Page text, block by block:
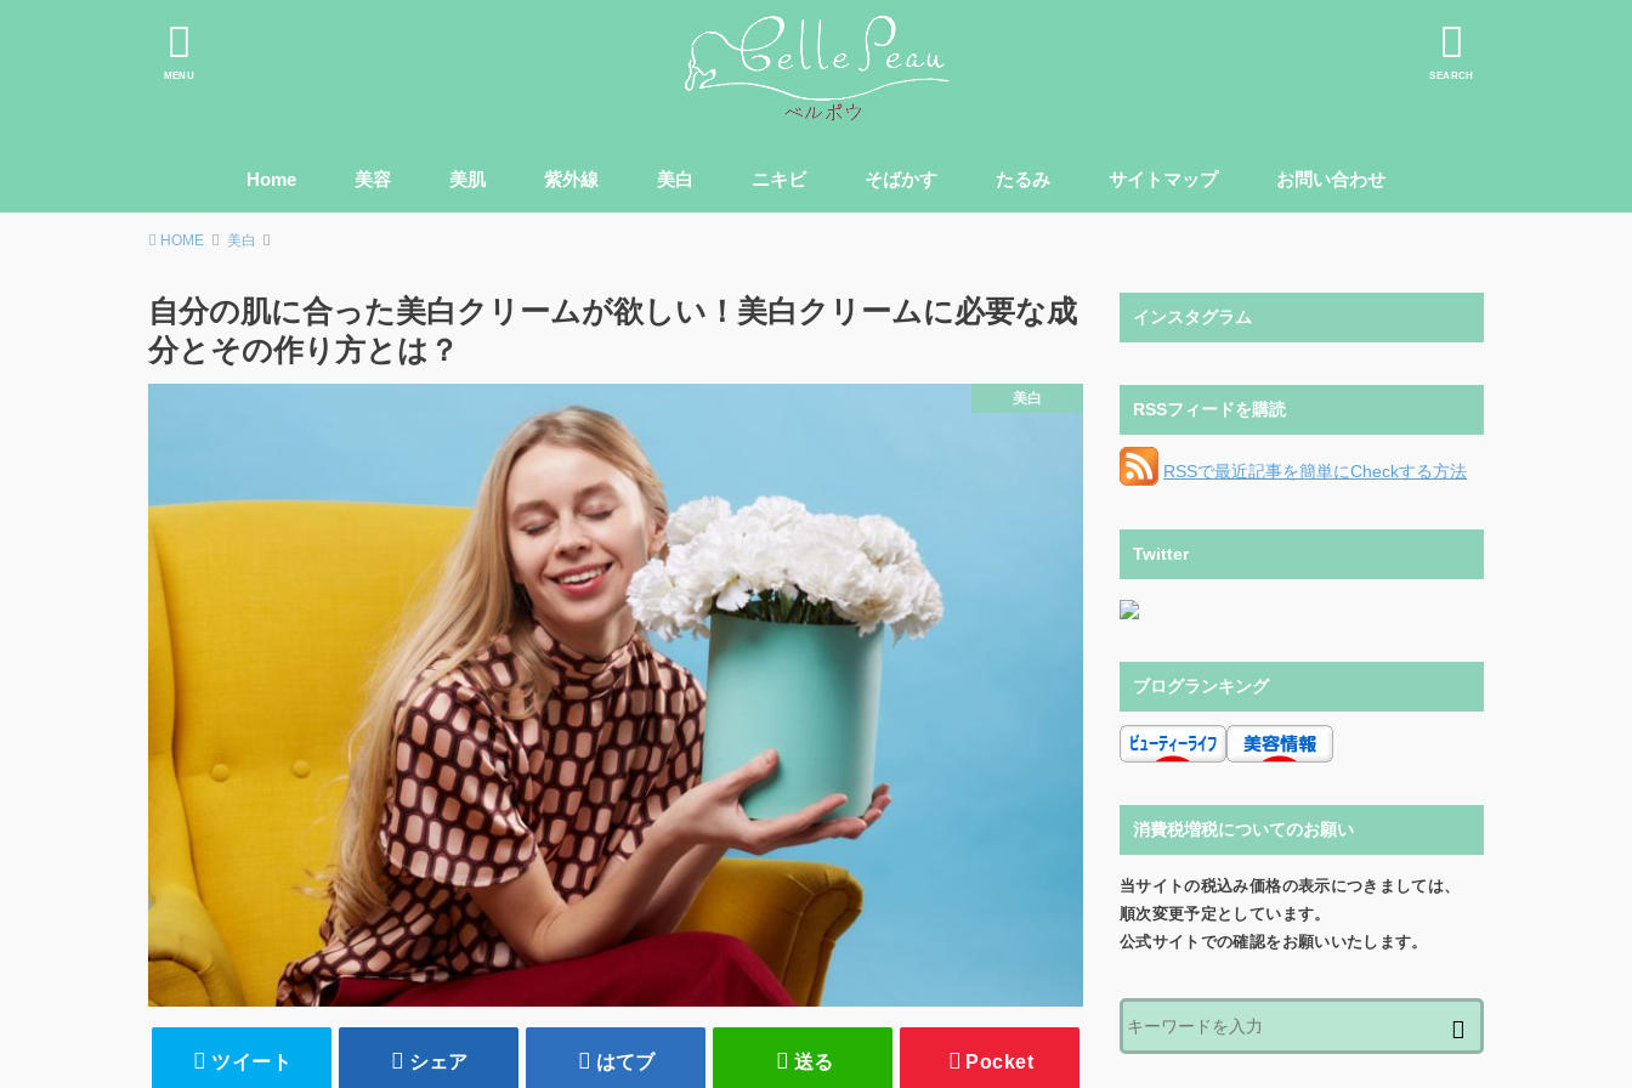
MENU SEARCH
Home 美容 美肌 紫外線 美白 ニキビ そばかす たるみ サイトマップ お問い合わせ
HOME 美白
自分の肌に合った美白クリームが欲しい！美白クリームに必要な成
分とその作り方とは？
美白
ツイート シェア はてブ 送る Pocket
インスタグラム
RSSフィードを購読
RSSで最近記事を簡単にCheckする方法
Twitter
ブログランキング
消費税増税についてのお願い
当サイトの税込み価格の表示につきましては、
順次変更予定としています。
公式サイトでの確認をお願いいたします。